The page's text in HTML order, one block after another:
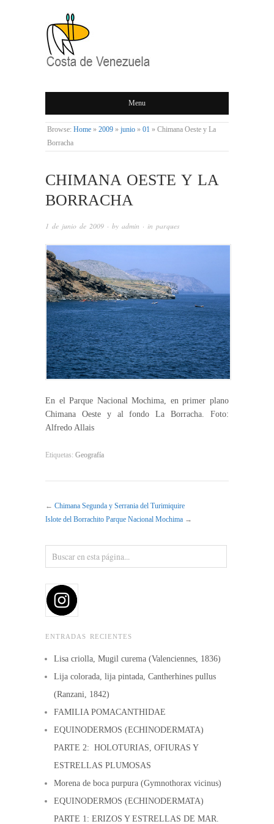
COSTA DE
VENEZUELA
Menu
Browse: Home » 2009 » junio » 01 » Chimana Oeste y La
Borracha
CHIMANA OESTE Y LA
BORRACHA
1 de junio de 2009 · by admin · in parques
En el Parque Nacional Mochima, en primer plano
Chimana Oeste y al fondo La Borracha. Foto:
Alfredo Allais
Etiquetas: Geografía
← Chimana Segunda y Serrania del Turimiquire
Islote del Borrachito Parque Nacional Mochima →
ENTRADAS RECIENTES
Lisa criolla, Mugil curema (Valenciennes, 1836)
Lija colorada, lija pintada, Cantherhines pullus
(Ranzani, 1842)
FAMILIA POMACANTHIDAE
EQUINODERMOS (ECHINODERMATA)
PARTE 2: HOLOTURIAS, OFIURAS Y
ESTRELLAS PLUMOSAS
Morena de boca purpura (Gymnothorax vicinus)
EQUINODERMOS (ECHINODERMATA)
PARTE 1: ERIZOS Y ESTRELLAS DE MAR.